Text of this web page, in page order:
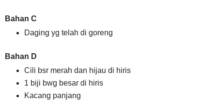
Bahan C
Daging yg telah di goreng
Bahan D
Cili bsr merah dan hijau di hiris
1 biji bwg besar di hiris
Kacang panjang